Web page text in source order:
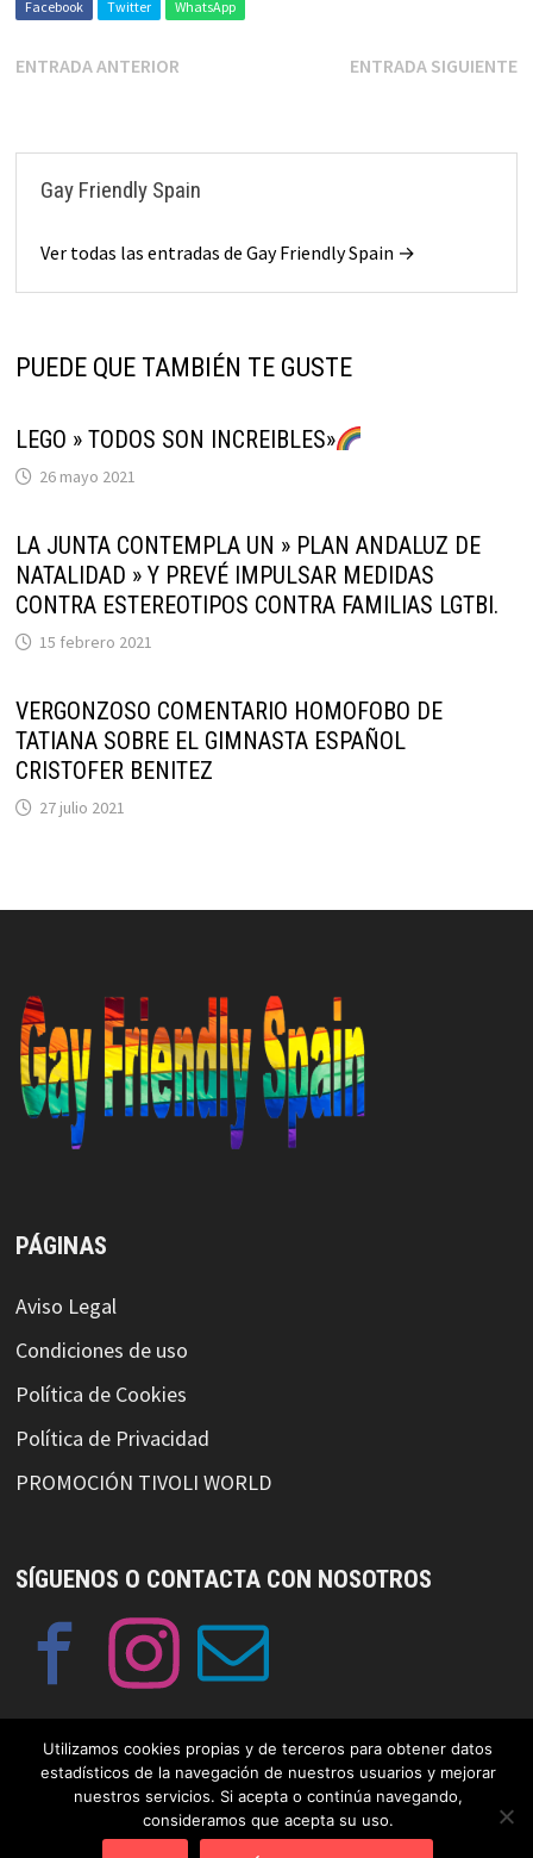
Facebook Twitter WhatsApp
ENTRADA ANTERIOR ENTRADA SIGUIENTE
Gay Friendly Spain
Ver todas las entradas de Gay Friendly Spain →
PUEDE QUE TAMBIÉN TE GUSTE
LEGO » TODOS SON INCREIBLES»
26 mayo 2021
LA JUNTA CONTEMPLA UN » PLAN ANDALUZ DE
NATALIDAD » Y PREVÉ IMPULSAR MEDIDAS
CONTRA ESTEREOTIPOS CONTRA FAMILIAS LGTBI.
15 febrero 2021
VERGONZOSO COMENTARIO HOMOFOBO DE
TATIANA SOBRE EL GIMNASTA ESPAÑOL
CRISTOFER BENITEZ
27 julio 2021
PÁGINAS
Aviso Legal
Condiciones de uso
Política de Cookies
Política de Privacidad
PROMOCIÓN TIVOLI WORLD
SÍGUENOS O CONTACTA CON NOSOTROS
© Copyright GayFriendlySpain 2019 Funciona conWordPress
Utilizamos cookies propias y de terceros para obtener datos
estadísticos de la navegación de nuestros usuarios y mejorar
nuestros servicios. Si acepta o continúa navegando,
consideramos que acepta su uso.